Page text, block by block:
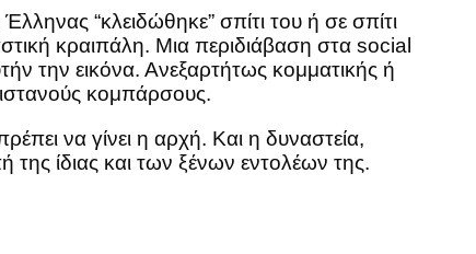
“κλειδώθηκε” σπίτι του ή σε σπίτι
κραιπάλη. Μια περιδιάβαση στα social
την εικόνα. Ανεξαρτήτως κομματικής ή
κομπάρσους.
να γίνει η αρχή. Και η δυναστεία,
της ίδιας και των ξένων εντολέων της.